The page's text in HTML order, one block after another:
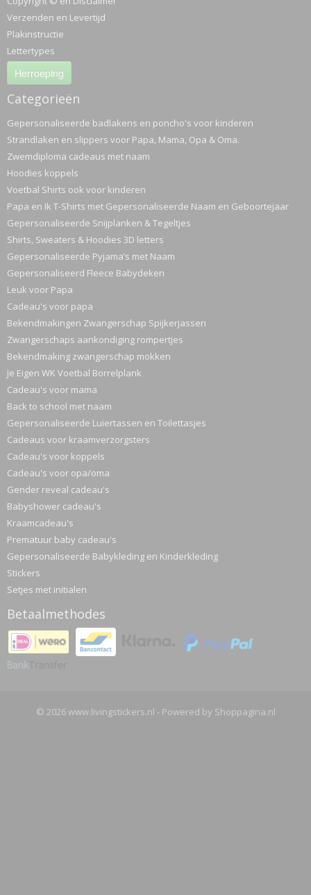
Verzenden en Levertijd
Plakinstructie
Lettertypes
Herroeping
Categorieën
Gepersonaliseerde badlakens en poncho's voor kinderen
Strandlaken en slippers voor Papa, Mama, Opa & Oma.
Zwemdiploma cadeaus met naam
Hoodies koppels
Voetbal Shirts ook voor kinderen
Papa en Ik T-Shirts met Gepersonaliseerde Naam en Geboortejaar
Gepersonaliseerde Snijplanken & Tegeltjes
Shirts, Sweaters & Hoodies 3D letters
Gepersonaliseerde Pyjama’s met Naam
Gepersonaliseerd Fleece Babydeken
Leuk voor Papa
Cadeau's voor papa
Bekendmakingen Zwangerschap Spijkerjassen
Zwangerschaps aankondiging rompertjes
Bekendmaking zwangerschap mokken
Je Eigen WK Voetbal Borrelplank
Cadeau's voor mama
Back to school met naam
Gepersonaliseerde Luiertassen en Toilettasjes
Cadeaus voor kraamverzorgsters
Cadeau's voor koppels
Cadeau's voor opa/oma
Gender reveal cadeau's
Babyshower cadeau's
Kraamcadeau's
Prematuur baby cadeau's
Gepersonaliseerde Babykleding en Kinderkleding
Stickers
Setjes met initialen
Betaalmethodes
© 2026 www.livingstickers.nl - Powered by Shoppagina.nl